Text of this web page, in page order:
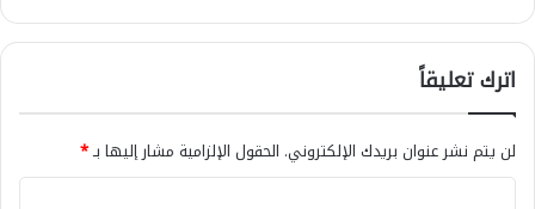
اترك تعليقاً
لن يتم نشر عنوان بريدك الإلكتروني. الحقول الإلزامية مشار إليها بـ*